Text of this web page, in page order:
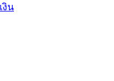
งิน